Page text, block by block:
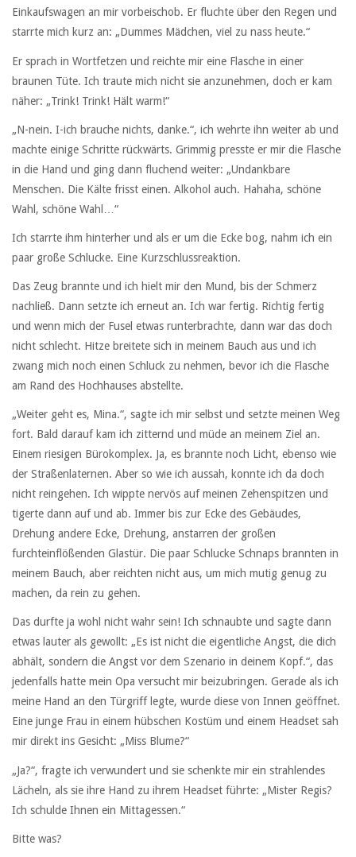
Einkaufswagen an mir vorbeischob. Er fluchte über den Regen und
starrte mich kurz an: „Dummes Mädchen, viel zu nass heute.“
Er sprach in Wortfetzen und reichte mir eine Flasche in einer
braunen Tüte. Ich traute mich nicht sie anzunehmen, doch er kam
näher: „Trink! Trink! Hält warm!“
„N-nein. I-ich brauche nichts, danke.“, ich wehrte ihn weiter ab und
machte einige Schritte rückwärts. Grimmig presste er mir die Flasche
in die Hand und ging dann fluchend weiter: „Undankbare
Menschen. Die Kälte frisst einen. Alkohol auch. Hahaha, schöne
Wahl, schöne Wahl…“
Ich starrte ihm hinterher und als er um die Ecke bog, nahm ich ein
paar große Schlucke. Eine Kurzschlussreaktion.
Das Zeug brannte und ich hielt mir den Mund, bis der Schmerz
nachließ. Dann setzte ich erneut an. Ich war fertig. Richtig fertig
und wenn mich der Fusel etwas runterbrachte, dann war das doch
nicht schlecht. Hitze breitete sich in meinem Bauch aus und ich
zwang mich noch einen Schluck zu nehmen, bevor ich die Flasche
am Rand des Hochhauses abstellte.
„Weiter geht es, Mina.“, sagte ich mir selbst und setzte meinen Weg
fort. Bald darauf kam ich zitternd und müde an meinem Ziel an.
Einem riesigen Bürokomplex. Ja, es brannte noch Licht, ebenso wie
der Straßenlaternen. Aber so wie ich aussah, konnte ich da doch
nicht reingehen. Ich wippte nervös auf meinen Zehenspitzen und
tigerte dann auf und ab. Immer bis zur Ecke des Gebäudes,
Drehung andere Ecke, Drehung, anstarren der großen
furchteinflößenden Glastür. Die paar Schlucke Schnaps brannten in
meinem Bauch, aber reichten nicht aus, um mich mutig genug zu
machen, da rein zu gehen.
Das durfte ja wohl nicht wahr sein! Ich schnaubte und sagte dann
etwas lauter als gewollt: „Es ist nicht die eigentliche Angst, die dich
abhält, sondern die Angst vor dem Szenario in deinem Kopf.“, das
jedenfalls hatte mein Opa versucht mir beizubringen. Gerade als ich
meine Hand an den Türgriff legte, wurde diese von Innen geöffnet.
Eine junge Frau in einem hübschen Kostüm und einem Headset sah
mir direkt ins Gesicht: „Miss Blume?“
„Ja?“, fragte ich verwundert und sie schenkte mir ein strahlendes
Lächeln, als sie ihre Hand zu ihrem Headset führte: „Mister Regis?
Ich schulde Ihnen ein Mittagessen.“
Bitte was?